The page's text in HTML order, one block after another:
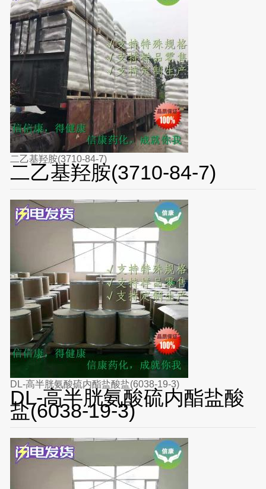
二乙基羟胺(3710-84-7)
二乙基羟胺(3710-84-7)
DL-高半胱氨酸硫内酯盐酸盐(6038-19-3)
DL-高半胱氨酸硫内酯盐酸
盐(6038-19-3)